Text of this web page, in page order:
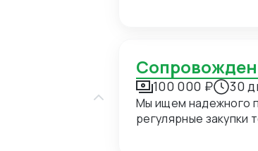
100 000 ₽ 30
Мы ищем надежного
регулярные закупки
приехать в Шанхай